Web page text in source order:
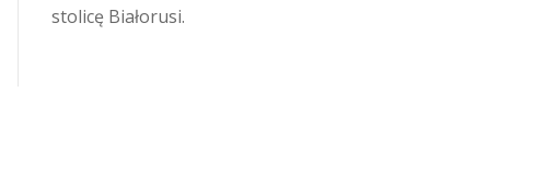
stolicę Białorusi.